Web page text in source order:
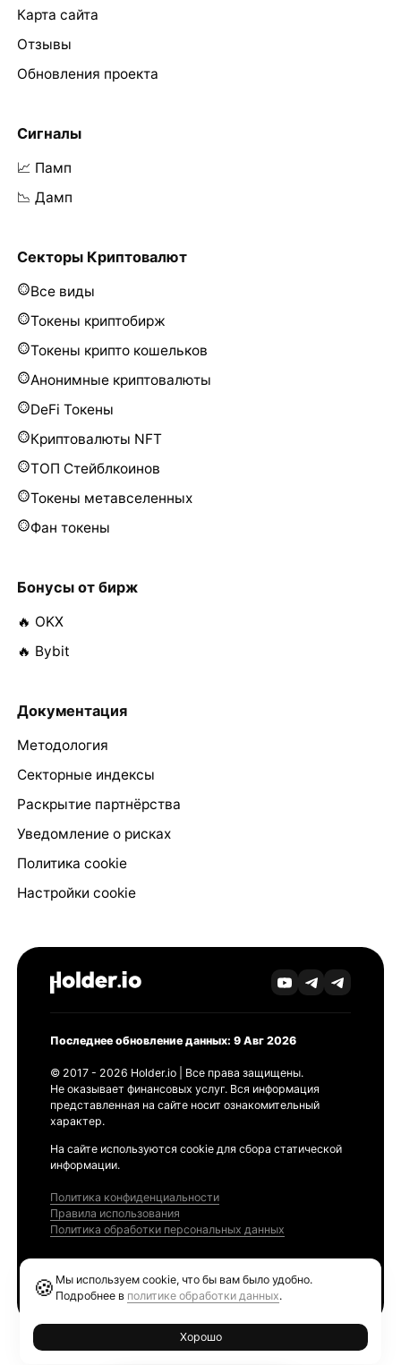
Карта сайта
Отзывы
Обновления проекта
Сигналы
📈 Памп
📉 Дамп
Секторы Криптовалют
Все виды
Токены криптобирж
Токены крипто кошельков
Анонимные криптовалюты
DeFi Токены
Криптовалюты NFT
ТОП Стейблкоинов
Токены метавселенных
Фан токены
Бонусы от бирж
🔥 OKX
🔥 Bybit
Документация
Методология
Секторные индексы
Раскрытие партнёрства
Уведомление о рисках
Политика cookie
Настройки cookie
Последнее обновление данных: 9 Авг 2026
© 2017 - 2026 Holder.io | Все права защищены.
Не оказывает финансовых услуг. Вся информация
представленная на сайте носит ознакомительный
характер.
На сайте используются cookie для сбора статической
информации.
Политика конфиденциальности
Правила использования
Политика обработки персональных данных
🍪 Мы используем cookie, что бы вам было удобно.
Подробнее в политике обработки данных.
Хорошо
Ethereum GAS Tracker